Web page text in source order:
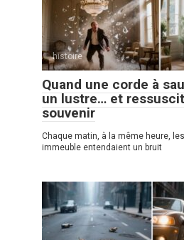
histoire
Quand une corde à
un lustre… et
souvenir
Chaque matin, à la même heure,
immeuble entendaient un bruit